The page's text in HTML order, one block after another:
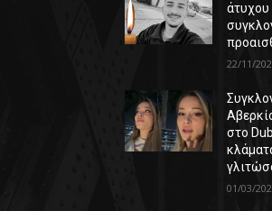
22/11/
στο
01/03/